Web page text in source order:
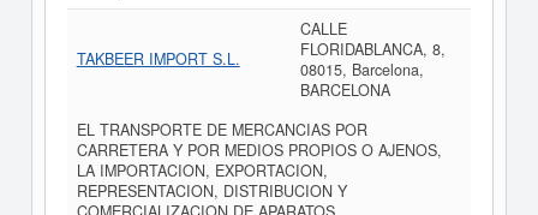
TAKBEER IMPORT S.L.
CALLE
FLORIDABLANCA, 8,
08015, Barcelona,
BARCELONA
EL TRANSPORTE DE MERCANCIAS POR
CARRETERA Y POR MEDIOS PROPIOS O AJENOS,
LA IMPORTACION, EXPORTACION,
REPRESENTACION, DISTRIBUCION Y